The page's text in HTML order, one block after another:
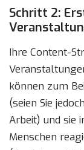
Schritt 2:
Ihre Content-
können zum
(seien Sie
Arbeit) und sie
Menschen